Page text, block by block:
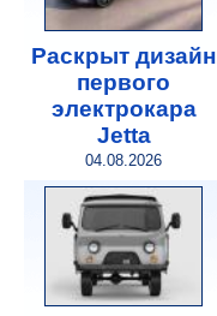
Раскрыт дизайн
первого
электрокара
Jetta
04.08.2026